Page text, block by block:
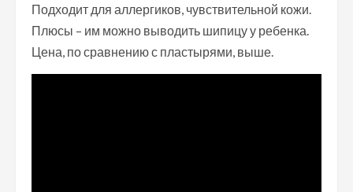
Подходит для аллергиков, чувствительной кожи.
Плюсы – им можно выводить шипицу у ребенка.
Цена, по сравнению с пластырями, выше.